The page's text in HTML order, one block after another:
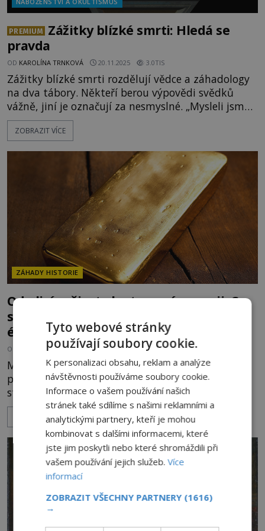
PREMIUM
Zážitky blízké smrti: Hledá se
pravda
OD KAROLÍNA TRNKOVÁ 20.11.2025 3.0TIS
Zážitky blízké smrti rozdělují vědce a záhadology
na dva tábory. Někteří berou výpovědi svědků
vážně, jiní je označují za nesmyslné. „Mysleli jsme
si, že umírání je černobílý proces, bang, a najednou
jste mrtví. Jenže ve skutečnosti je to šedá zóna, jde
říká Stephan Mayer z newyorské Mount Sinai's
Icahn School of Medicine. [gallery size="full" id
ZOBRAZIT VÍCE
ZÁHADY HISTORIE
Od elixíru života k atomové energii: Co
skutečně dokázali alchymisté moderní
éry
OD KAROLÍNA TRNKOVÁ 6.11.2025 3.2TIS
Myslíte si, že alchymisté usilující o výrobu zlata
patří do dávné minulosti? Ani zdaleka! Ve 20.
století se objevilo hned několik osobností, které
tvrdily, že se jim podařilo přeměnit jiný prvek ve
zlato. Někteří z nich patřili k váženým vědcům – a
touha po transmutaci živlů zdaleka nezmizela. O
totéž se pokoušejí i někteří současní výzkumníci.
Proč se na cestu alchymistické přeměny vydali i
lidé
ZOBRAZIT VÍCE
Tyto webové stránky
používají soubory cookie.
K personalizaci obsahu, reklam a analýze
návštěvnosti používáme soubory cookie.
Informace o vašem používání našich
stránek také sdílíme s našimi reklamními a
analytickými partnery, kteří je mohou
kombinovat s dalšími informacemi, které
jste jim poskytli nebo které shromáždili při
vašem používání jejich služeb.Více
informací
ZOBRAZIT VŠECHNY PARTNERY (1616)
→